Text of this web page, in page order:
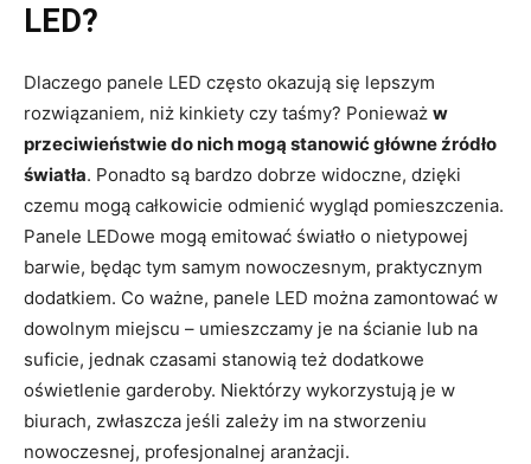
LED?
Dlaczego panele LED często okazują się lepszym
rozwiązaniem, niż kinkiety czy taśmy? Ponieważ w
przeciwieństwie do nich mogą stanowić główne źródło
światła. Ponadto są bardzo dobrze widoczne, dzięki
czemu mogą całkowicie odmienić wygląd pomieszczenia.
Panele LEDowe mogą emitować światło o nietypowej
barwie, będąc tym samym nowoczesnym, praktycznym
dodatkiem. Co ważne, panele LED można zamontować w
dowolnym miejscu – umieszczamy je na ścianie lub na
suficie, jednak czasami stanowią też dodatkowe
oświetlenie garderoby. Niektórzy wykorzystują je w
biurach, zwłaszcza jeśli zależy im na stworzeniu
nowoczesnej, profesjonalnej aranżacji.